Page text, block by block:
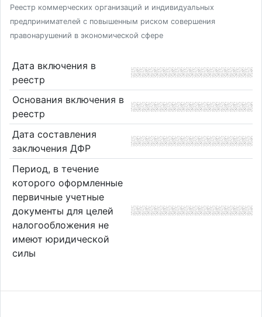
Реестр коммерческих организаций и индивидуальных
предпринимателей с повышенным риском совершения
правонарушений в экономической сфере
Дата включения в
реестр
Основания включения в
реестр
Дата составления
заключения ДФР
Период, в течение
которого оформленные
первичные учетные
документы для целей
налогообложения не
имеют юридической
силы